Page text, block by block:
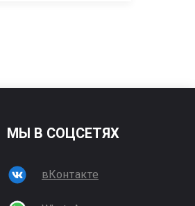
МЫ В СОЦСЕТЯХ
вКонтакте